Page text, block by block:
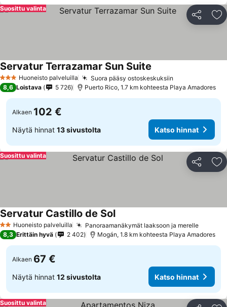
Jaa
Suosittu valinta
3 Tähtiluokitus
Huoneisto palveluilla Suora pääsy ostoskeskuksiin
Servatur Terrazamar Sun Suite
8,6 Loistava 5 726 Puerto Rico, 1.7 km kohteesta Playa Amadores
Alkaen 102 €
Näytä hinnat 13 sivustolta Katso hinnat
Jaa
Suosittu valinta
2 Tähtiluokitus
Huoneisto palveluilla Panoraamanäkymät laaksoon ja merelle
Servatur Castillo de Sol
8,3 Erittäin hyvä 2 402 Mogán, 1.8 km kohteesta Playa Amadores
Alkaen 67 €
Näytä hinnat 12 sivustolta Katso hinnat
Suosittu valinta